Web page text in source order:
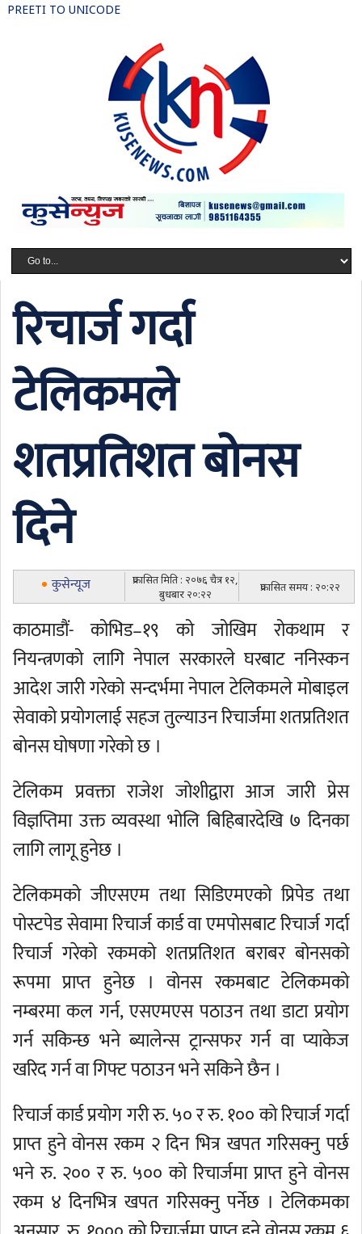
PREETI TO UNICODE
रिचार्ज गर्दा
टेलिकमले
शतप्रतिशत बोनस
दिने
कुसेन्यूज
प्रकासित मिति : २०७६ चैत्र १२,
बुधबार २०:२२
प्रकासित समय : २०:२२
काठमाडौं- कोभिड–१९ को जोखिम रोकथाम र
नियन्त्रणको लागि नेपाल सरकारले घरबाट ननिस्कन
आदेश जारी गरेको सन्दर्भमा नेपाल टेलिकमले मोबाइल
सेवाको प्रयोगलाई सहज तुल्याउन रिचार्जमा शतप्रतिशत
बोनस घोषणा गरेको छ ।
टेलिकम प्रवक्ता राजेश जोशीद्वारा आज जारी प्रेस
विज्ञप्तिमा उक्त व्यवस्था भोलि बिहिबारदेखि ७ दिनका
लागि लागू हुनेछ ।
टेलिकमको जीएसएम तथा सिडिएमएको प्रिपेड तथा
पोस्टपेड सेवामा रिचार्ज कार्ड वा एमपोसबाट रिचार्ज गर्दा
रिचार्ज गरेको रकमको शतप्रतिशत बराबर बोनसको
रूपमा प्राप्त हुनेछ । वोनस रकमबाट टेलिकमको
नम्बरमा कल गर्न, एसएमएस पठाउन तथा डाटा प्रयोग
गर्न सकिन्छ भने ब्यालेन्स ट्रान्सफर गर्न वा प्याकेज
खरिद गर्न वा गिफ्ट पठाउन भने सकिने छैन ।
रिचार्ज कार्ड प्रयोग गरी रु. ५० र रु. १०० को रिचार्ज गर्दा
प्राप्त हुने वोनस रकम २ दिन भित्र खपत गरिसक्नु पर्छ
भने रु. २०० र रु. ५०० को रिचार्जमा प्राप्त हुने वोनस
रकम ४ दिनभित्र खपत गरिसक्नु पर्नेछ । टेलिकमका